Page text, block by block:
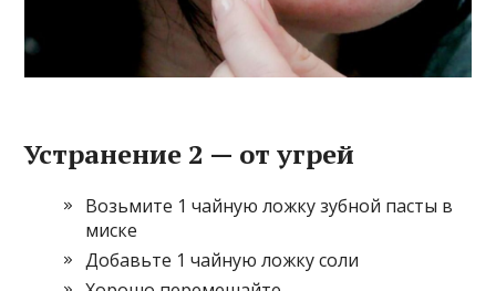
Устранение 2 — от угрей
Возьмите 1 чайную ложку зубной пасты в
миске
Добавьте 1 чайную ложку соли